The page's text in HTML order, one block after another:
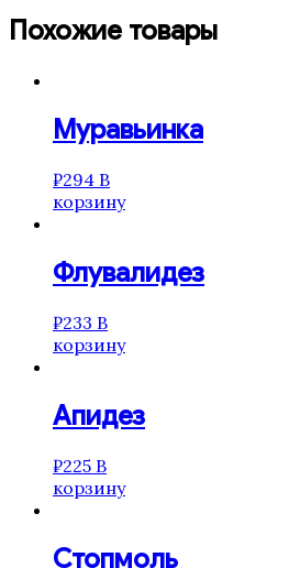
Похожие товары
Муравьинка
₽294 В
корзину
Флувалидез
₽233 В
корзину
Апидез
₽225 В
корзину
Стопмоль